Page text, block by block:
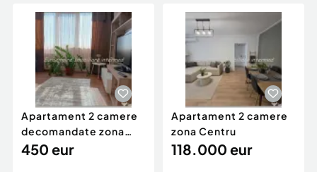
Servicii
Animale de companie
Afaceri și echipamente profesionale
Inchiriere Bunuri si Vehicule
Utilaje agricole si industriale
Piese auto si accesorii
Dacia Duster
Apartament 2 camere
decomandate zona
Centrala
450 eur
Apartament 2 camere
zona Centru
118.000 eur